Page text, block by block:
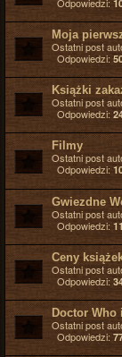
Moja
Ostatni post
Odpowiedzi:
Książki
Ostatni post
Odpowiedzi:
Filmy
Ostatni post
Odpowiedzi:
Gwiezdne
Ostatni post
Odpowiedzi:
Ceny
Ostatni post
Odpowiedzi:
Doctor
Ostatni post
Odpowiedzi: